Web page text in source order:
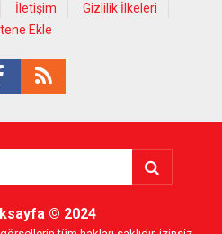
İletişim
Gizlilik İlkeleri
Ekle
© 2024